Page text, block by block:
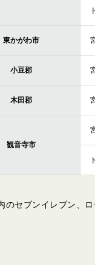
東かがわ市
小豆郡
木田郡
観音寺市
のセブンイレブン、